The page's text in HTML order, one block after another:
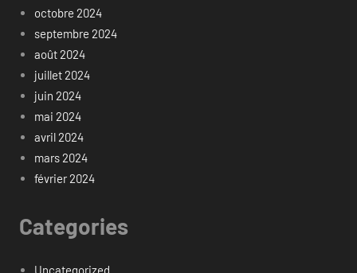
octobre 2024
septembre 2024
août 2024
juillet 2024
juin 2024
mai 2024
avril 2024
mars 2024
février 2024
Categories
Uncategorized